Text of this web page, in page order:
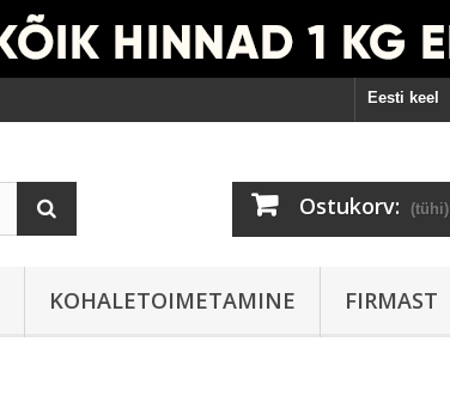
Eesti keel
Ostukorv: (tühi)
KOHALETOIMETAMINE FIRMAST